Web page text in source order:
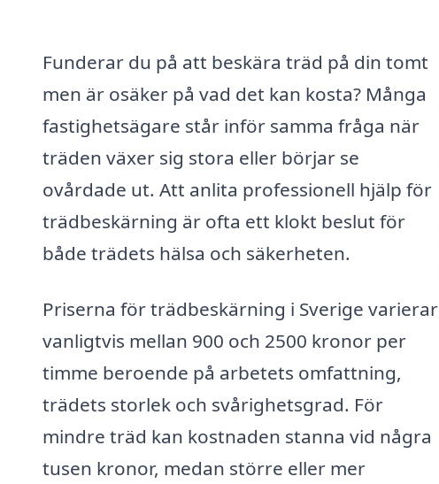
Funderar du på att beskära träd på din tomt
men är osäker på vad det kan kosta? Många
fastighetsägare står inför samma fråga när
träden växer sig stora eller börjar se
ovårdade ut. Att anlita professionell hjälp för
trädbeskärning är ofta ett klokt beslut för
både trädets hälsa och säkerheten.
Priserna för trädbeskärning i Sverige varierar
vanligtvis mellan 900 och 2500 kronor per
timme beroende på arbetets omfattning,
trädets storlek och svårighetsgrad. För
mindre träd kan kostnaden stanna vid några
tusen kronor, medan större eller mer